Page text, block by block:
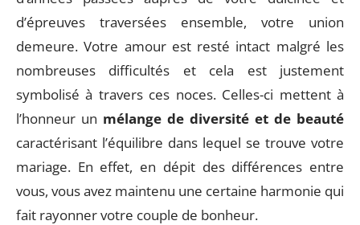
d’épreuves traversées ensemble, votre union
demeure. Votre amour est resté intact malgré les
nombreuses difficultés et cela est justement
symbolisé à travers ces noces. Celles-ci mettent à
l’honneur un mélange de diversité et de beauté
caractérisant l’équilibre dans lequel se trouve votre
mariage. En effet, en dépit des différences entre
vous, vous avez maintenu une certaine harmonie qui
fait rayonner votre couple de bonheur.